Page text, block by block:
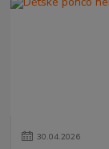
30.04.2026